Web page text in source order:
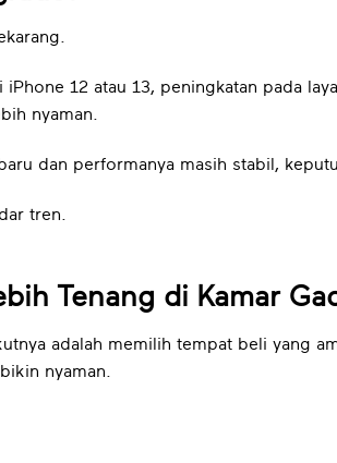
12 atau 13, peningkatan pada
nyaman.
dan performanya masih stabil,
tren.
Tenang di Kamar
adalah memilih tempat beli yang
nyaman.